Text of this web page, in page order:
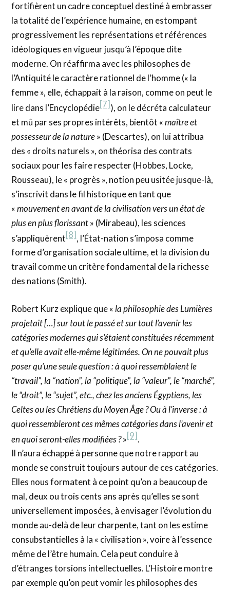
fortifièrent un cadre conceptuel destiné à embrasser
la totalité de l’expérience humaine, en estompant
progressivement les représentations et références
idéologiques en vigueur jusqu’à l’époque dite
moderne. On réaffirma avec les philosophes de
l’Antiquité le caractère rationnel de l’homme (« la
femme », elle, échappait à la raison, comme on peut le
lire dans l’Encyclopédie[7]), on le décréta calculateur
et mû par ses propres intérêts, bientôt «maître et
possesseur de la nature» (Descartes), on lui attribua
des « droits naturels », on théorisa des contrats
sociaux pour les faire respecter (Hobbes, Locke,
Rousseau), le « progrès », notion peu usitée jusque-là,
s’inscrivit dans le fil historique en tant que
«mouvement en avant de la civilisation vers un état de
plus en plus florissant» (Mirabeau), les sciences
s’appliquèrent[8], l’État-nation s’imposa comme
forme d’organisation sociale ultime, et la division du
travail comme un critère fondamental de la richesse
des nations (Smith).
Robert Kurz explique que « la philosophie des Lumières
projetait […] sur tout le passé et sur tout l’avenir les
catégories modernes qui s’étaient constituées récemment
et qu’elle avait elle-même légitimées. On ne pouvait plus
poser qu’une seule question : à quoi ressemblaient le
“travail”, la “nation”, la “politique”, la “valeur”, le “marché”,
le “droit”, le “sujet”, etc., chez les anciens Égyptiens, les
Celtes ou les Chrétiens du Moyen Âge ? Ou à l’inverse : à
quoi ressembleront ces mêmes catégories dans l’avenir et
en quoi seront-elles modifiées ?»[9].
Il n’aura échappé à personne que notre rapport au
monde se construit toujours autour de ces catégories.
Elles nous formatent à ce point qu’on a beaucoup de
mal, deux ou trois cents ans après qu’elles se sont
universellement imposées, à envisager l’évolution du
monde au-delà de leur charpente, tant on les estime
consubstantielles à la « civilisation », voire à l’essence
même de l’être humain. Cela peut conduire à
d’étranges torsions intellectuelles. L’Histoire montre
par exemple qu’on peut vomir les philosophes des